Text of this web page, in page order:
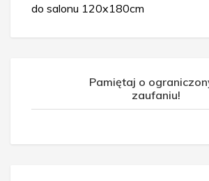
do salonu 120x180cm
Pamiętaj o
zaufaniu!